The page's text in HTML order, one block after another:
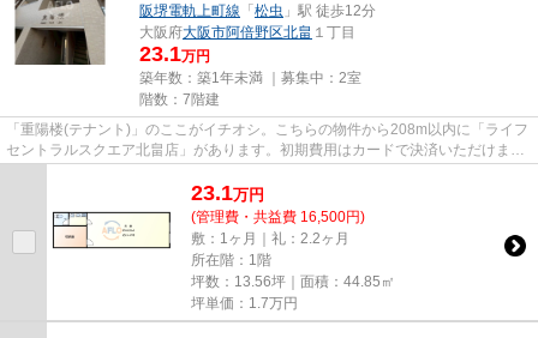
阪堺電軌上町線 「松虫 」駅 徒歩12分
大阪府大阪市阿倍野区北畠 １丁目
23.1万円
築年数：築1年未満 ｜募集中： 2室
階数：7階建
「重陽楼(テナント)」のここがイチオシ。こちらの物件から208m以内に「ライフ
セントラルスクエア北畠店」があります。初期費用はカードで決済いただけま
す。令和7年築の物件となってお...
23.1万円
(管理費・共益費 16,500円)
敷：1ヶ月｜礼：2.2ヶ月
所在階：1階
坪数：13.56坪｜面積：44.85㎡
坪単価： 1.7万円